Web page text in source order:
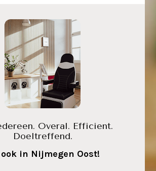
Overal. Efficient.
Doeltreffend.
ook in Nijmegen Oost!